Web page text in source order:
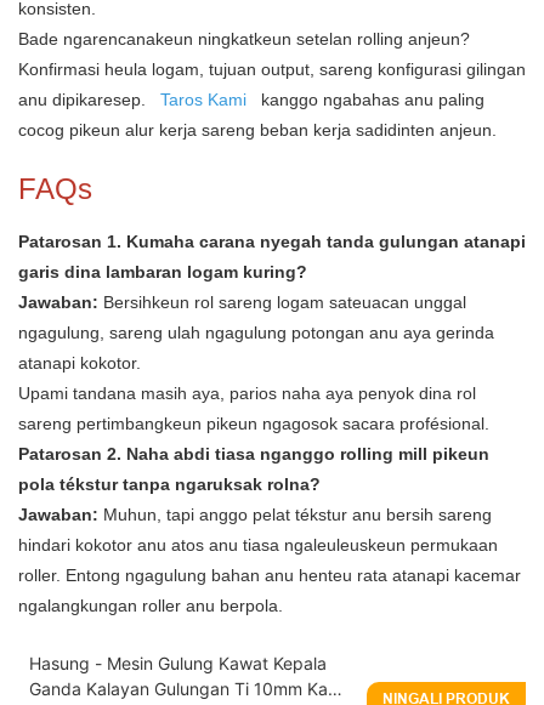
konsisten.
Bade ngarencanakeun ningkatkeun setelan rolling anjeun?
Konfirmasi heula logam, tujuan output, sareng konfigurasi gilingan
anu dipikaresep.
Taros Kami
kanggo ngabahas anu paling
cocog pikeun alur kerja sareng beban kerja sadidinten anjeun.
FAQs
Patarosan 1. Kumaha carana nyegah tanda gulungan atanapi
garis dina lambaran logam kuring?
Jawaban: Bersihkeun rol sareng logam sateuacan unggal
ngagulung, sareng ulah ngagulung potongan anu aya gerinda
atanapi kokotor.
Upami tandana masih aya, parios naha aya penyok dina rol
sareng pertimbangkeun pikeun ngagosok sacara profésional.
Patarosan 2. Naha abdi tiasa nganggo rolling mill pikeun
pola tékstur tanpa ngaruksak rolna?
Jawaban: Muhun, tapi anggo pelat tékstur anu bersih sareng
hindari kokotor anu atos anu tiasa ngaleuleuskeun permukaan
roller. Entong ngagulung bahan anu henteu rata atanapi kacemar
ngalangkungan roller anu berpola.
Hasung - Mesin Gulung Kawat Kepala
Ganda Kalayan Gulungan Ti 10mm Ka
NINGALI PRODUK